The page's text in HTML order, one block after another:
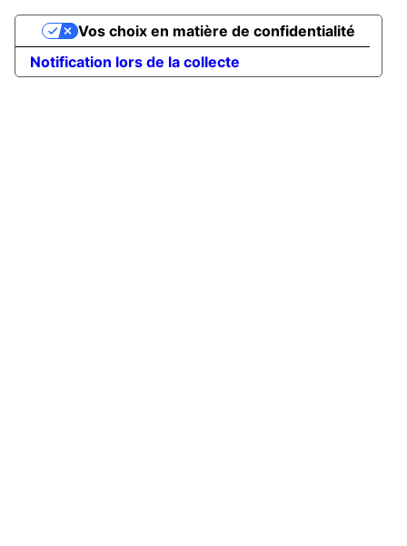
Notification lors de la collecte
Vos choix en matière de confidentialité